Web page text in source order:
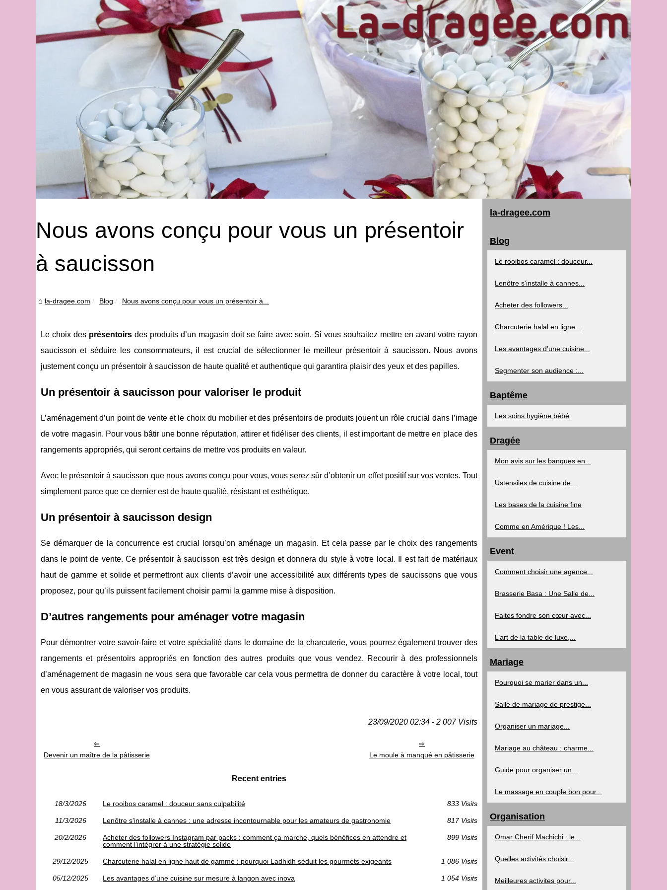
Nous avons conçu pour vous un présentoir
à saucisson
la-dragee.com Blog Nous avons conçu pour vous un présentoir à...
Le choix des présentoirs des produits d’un magasin doit se faire avec soin. Si vous souhaitez mettre en avant votre rayon
saucisson et séduire les consommateurs, il est crucial de sélectionner le meilleur présentoir à saucisson. Nous avons
justement conçu un présentoir à saucisson de haute qualité et authentique qui garantira plaisir des yeux et des papilles.
Un présentoir à saucisson pour valoriser le produit
L’aménagement d’un point de vente et le choix du mobilier et des présentoirs de produits jouent un rôle crucial dans l’image
de votre magasin. Pour vous bâtir une bonne réputation, attirer et fidéliser des clients, il est important de mettre en place des
rangements appropriés, qui seront certains de mettre vos produits en valeur.
Avec le présentoir à saucisson que nous avons conçu pour vous, vous serez sûr d’obtenir un effet positif sur vos ventes. Tout
simplement parce que ce dernier est de haute qualité, résistant et esthétique.
Un présentoir à saucisson design
Se démarquer de la concurrence est crucial lorsqu’on aménage un magasin. Et cela passe par le choix des rangements
dans le point de vente. Ce présentoir à saucisson est très design et donnera du style à votre local. Il est fait de matériaux
haut de gamme et solide et permettront aux clients d’avoir une accessibilité aux différents types de saucissons que vous
proposez, pour qu’ils puissent facilement choisir parmi la gamme mise à disposition.
D’autres rangements pour aménager votre magasin
Pour démontrer votre savoir-faire et votre spécialité dans le domaine de la charcuterie, vous pourrez également trouver des
rangements et présentoirs appropriés en fonction des autres produits que vous vendez. Recourir à des professionnels
d’aménagement de magasin ne vous sera que favorable car cela vous permettra de donner du caractère à votre local, tout
en vous assurant de valoriser vos produits.
23/09/2020 02:34 - 2 007 Visits
Devenir un maître de la pâtisserie Le moule à manqué en pâtisserie
Recent entries
18/3/2026 Le rooibos caramel : douceur sans culpabilité 833 Visits
11/3/2026 Lenôtre s'installe à cannes : une adresse incontournable pour les amateurs de gastronomie 817 Visits
20/2/2026
Acheter des followers Instagram par packs : comment ça marche, quels bénéfices en attendre et
comment l’intégrer à une stratégie solide
899 Visits
29/12/2025 Charcuterie halal en ligne haut de gamme : pourquoi Ladhidh séduit les gourmets exigeants 1 086 Visits
05/12/2025 Les avantages d’une cuisine sur mesure à langon avec inova 1 054 Visits
la-dragee.com
Blog
Le rooibos caramel : douceur...
Lenôtre s'installe à cannes...
Acheter des followers...
Charcuterie halal en ligne...
Les avantages d’une cuisine...
Segmenter son audience :...
Baptême
Les soins hygiène bébé
Dragée
Mon avis sur les banques en...
Ustensiles de cuisine de...
Les bases de la cuisine fine
Comme en Amérique ! Les...
Event
Comment choisir une agence...
Brasserie Basa : Une Salle de...
Faites fondre son cœur avec...
L’art de la table de luxe,...
Mariage
Pourquoi se marier dans un...
Salle de mariage de prestige...
Organiser un mariage...
Mariage au château : charme...
Guide pour organiser un...
Le massage en couple bon pour...
Organisation
Omar Cherif Machichi : le...
Quelles activités choisir...
Meilleures activites pour...